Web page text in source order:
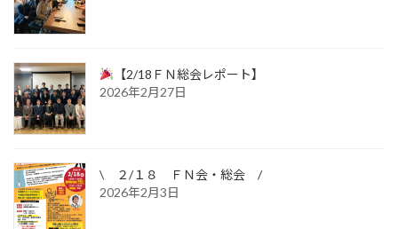
【2/18ＦＮ総会レポート】
2026年2月27日
\ ２/１８ ＦＮ会・総会 /
2026年2月3日